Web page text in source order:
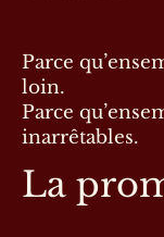
Parce
loin.
Parce
inarrêtables.
La